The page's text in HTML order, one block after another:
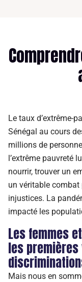
Le taux d’extrême-
Sénégal au cours
millions de
l’extrême pauvreté
nourrir, trouver un
un véritable combat
injustices. La
impacté les
Les femmes
les
Mais nous en